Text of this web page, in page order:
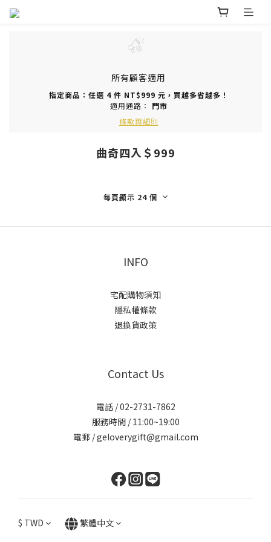
所有顧客適用
指定商品：任選 4 件 NT$999 元，買越多省越多！
適用通路： 門市
條款與細則
曲奇四入＄999
每頁顯示 24 個
INFO
宅配購物須知
隱私權條款
退換貨政策
Contact Us
電話 / 02-2731-7862
服務時間 / 11:00~19:00
電郵 / geloverygift@gmail.com
$ TWD 繁體中文